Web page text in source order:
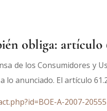
obliga: artículo
de los Consumidores y
lo anunciado. El artículo
A-2007-20555